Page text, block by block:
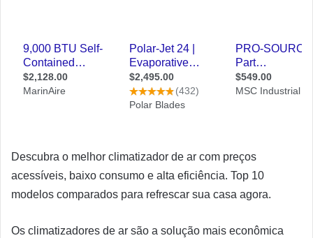
Descubra o melhor climatizador de ar com preços
acessíveis, baixo consumo e alta eficiência. Top 10
modelos comparados para refrescar sua casa agora.
Os climatizadores de ar são a solução mais econômica